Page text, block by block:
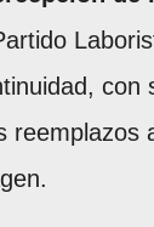
con
reemplazos